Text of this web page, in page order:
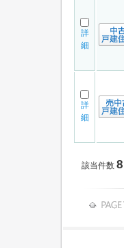
詳
細
詳
細
該当件数 8